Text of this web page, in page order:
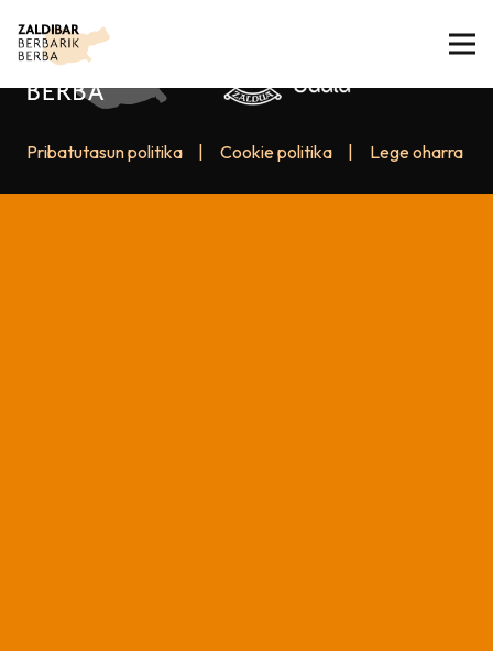
Pribatutasun politika Cookie politika Lege oharra